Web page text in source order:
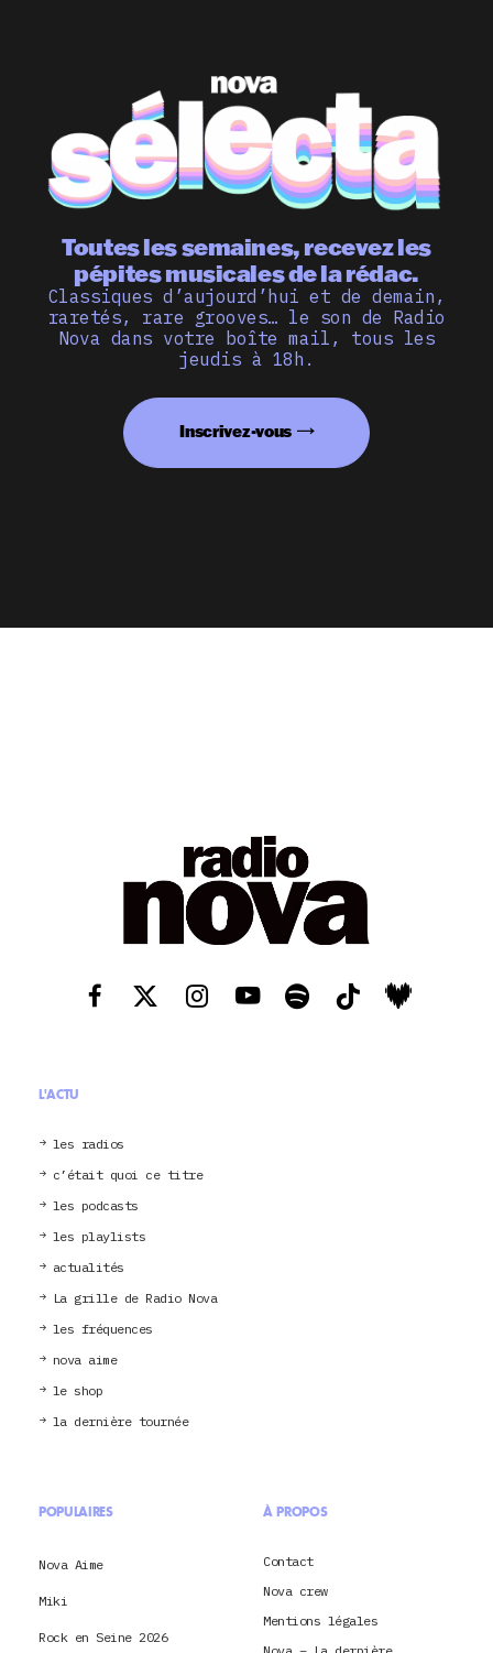
Toutes les semaines, recevez les
pépites musicales de la rédac.
Classiques d’aujourd’hui et de demain,
raretés, rare grooves… le son de Radio
Nova dans votre boîte mail, tous les
jeudis à 18h.
Inscrivez-vous
L'ACTU
les radios
c’était quoi ce titre
les podcasts
les playlists
actualités
La grille de Radio Nova
les fréquences
nova aime
le shop
la dernière tournée
POPULAIRES
Nova Aime
Miki
Rock en Seine 2026
À PROPOS
Contact
Nova crew
Mentions légales